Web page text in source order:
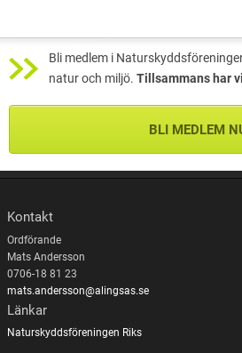
Bli medlem i
natur och miljö. Tillsammans har
BLI MEDLEM
Kontakt
Ordförande
Mats Andersson
0706-18 81 23
mats.andersson@alingsas.se
Länkar
Naturskyddsföreningen Riks